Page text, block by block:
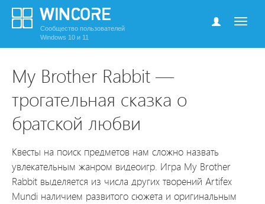
Сообщество пользователей
Windows 10 и 11
My Brother Rabbit —
трогательная сказка о
братской любви
Квесты на поиск предметов нам сложно назвать
увлекательным жанром видеоигр. Игра My Brother
Rabbit выделяется из числа других творений Artifex
Mundi наличием развитого сюжета и оригинальным